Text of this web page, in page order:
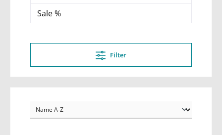
Sale %
Filter